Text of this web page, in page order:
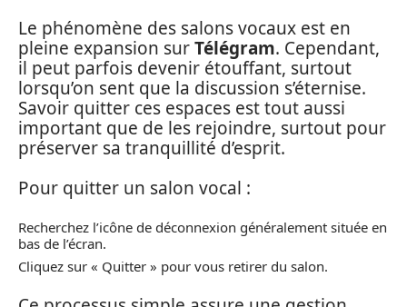
Le phénomène des salons vocaux est en
pleine expansion surTélégram. Cependant,
il peut parfois devenir étouffant, surtout
lorsqu’on sent que la discussion s’éternise.
Savoir quitter ces espaces est tout aussi
important que de les rejoindre, surtout pour
préserver sa tranquillité d’esprit.
Pour quitter un salon vocal :
Recherchez l’icône de déconnexion généralement située en
bas de l’écran.
Cliquez sur « Quitter » pour vous retirer du salon.